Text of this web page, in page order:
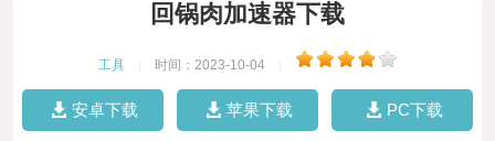
回锅肉加速器下载
工具 时间：2023-10-04
安卓下载 苹果下载 PC下载